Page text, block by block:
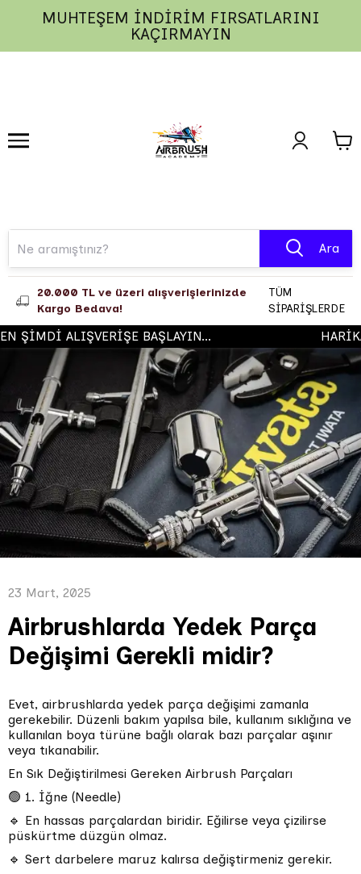
MUHTEŞEM İNDİRİM FIRSATLARINI
KAÇIRMAYIN
1 2 3
Ara
20.000 TL ve üzeri alışverişlerinizde
Kargo Bedava!
TÜM
SİPARİŞLERDE
ŞİMDİ ALIŞVERİŞE BAŞLAYIN...
23 Mart, 2025
Airbrushlarda Yedek Parça
Değişimi Gerekli midir?
Evet, airbrushlarda yedek parça değişimi zamanla
gerekebilir. Düzenli bakım yapılsa bile, kullanım sıklığına ve
kullanılan boya türüne bağlı olarak bazı parçalar aşınır
veya tıkanabilir.
En Sık Değiştirilmesi Gereken Airbrush Parçaları
🟢 1. İğne (Needle)
🔹 En hassas parçalardan biridir. Eğilirse veya çizilirse
püskürtme düzgün olmaz.
🔹 Sert darbelere maruz kalırsa değiştirmeniz gerekir.